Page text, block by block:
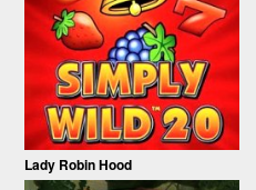
Lady Robin Hood